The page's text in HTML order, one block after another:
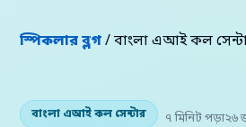
স্পিকলার ব্লগ/ বাংলা এআই কল
বাংলা এআই কল সেন্টার ৭ মিনিট পড়া২৬